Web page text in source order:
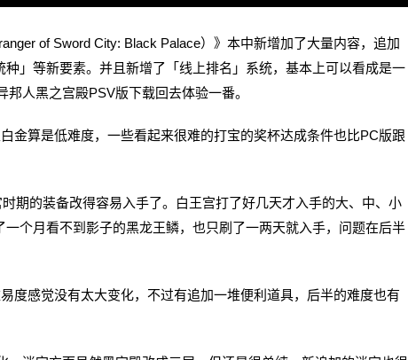
of Sword City: Black Palace）》本中新增加了大量内容，追加
」等新要素。并且新增了「线上排名」系统，基本上可以看成是一
人黑之宫殿PSV版下载回去体验一番。
算是低难度，一些看起来很难的打宝的奖杯达成条件也比PC版跟
的装备改得容易入手了。白王宫打了好几天才入手的大、中、小
个月看不到影子的黑龙王鳞，也只刷了一两天就入手，问题在后半
感觉没有太大变化，不过有追加一堆便利道具，后半的难度也有